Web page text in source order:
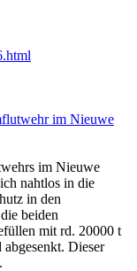
im Nieuwe
im Nieuwe
nahtlos in die
in den
beiden
mit rd. 20000 t
Dieser